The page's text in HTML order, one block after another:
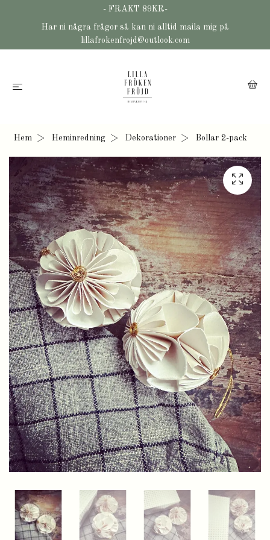
- FRAKT 89KR-
Har ni några frågor så kan ni alltid maila mig på
lillafrokenfrojd@outlook.com
Hem Heminredning Dekorationer Bollar 2-pack